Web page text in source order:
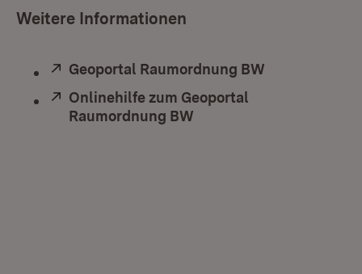
Weitere Informationen
Extern:
Geoportal Raumordnung BW
Extern:
Onlinehilfe zum Geoportal
Raumordnung BW